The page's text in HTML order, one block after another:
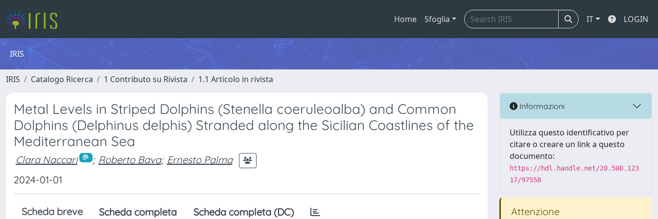
Home Sfoglia IT LOGIN
IRIS
IRIS Catalogo Ricerca 1 Contributo su Rivista 1.1 Articolo in rivista
Metal Levels in Striped Dolphins (Stenella coeruleoalba) and Common
Dolphins (Delphinus delphis) Stranded along the Sicilian Coastlines of the
Mediterranean Sea
Clara Naccari ; Roberto Bava; Ernesto Palma
2024-01-01
Scheda breve Scheda completa Scheda completa (DC)
Informazioni
Utilizza questo identificativo per
citare o creare un link a questo
documento:
https://hdl.handle.net/20.500.123
17/97558
Attenzione